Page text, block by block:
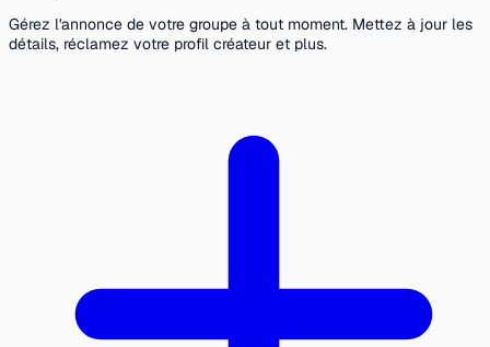
Gérez l'annonce de votre groupe à tout moment. Mettez à jour les
détails, réclamez votre profil créateur et plus.